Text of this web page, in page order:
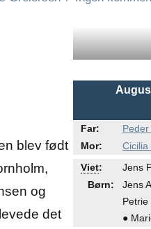
blev født
og
det
Far:
Mor:
Cicilia
Viet:
Jens
Børn:
Jens
●